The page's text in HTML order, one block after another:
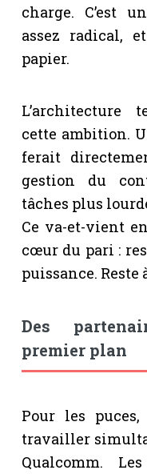
charge. C’est
assez radical,
papier.
L’architecture
cette ambition.
ferait
gestion du
tâches plus
Ce va-et-vient
cœur du pari :
puissance.
Des
premier plan
Pour les
travailler
Qualcomm.